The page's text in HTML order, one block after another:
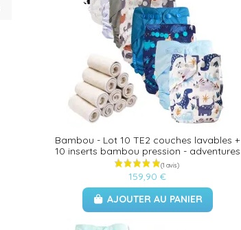
Bambou - Lot 10 TE2 couches lavables +
10 inserts bambou pression - adventures
159,90 €
AJOUTER AU PANIER